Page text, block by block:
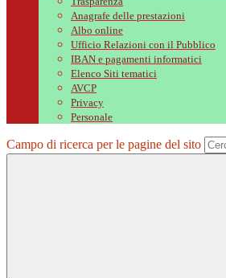
Anagrafe delle prestazioni
Albo online
Ufficio Relazioni con il Pubblico
IBAN e pagamenti informatici
Elenco Siti tematici
AVCP
Privacy
Personale
Campo di ricerca per le pagine del sito